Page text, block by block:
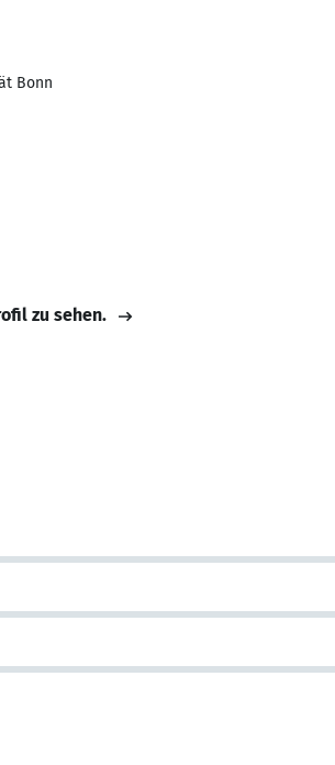
Bonn
zu sehen.